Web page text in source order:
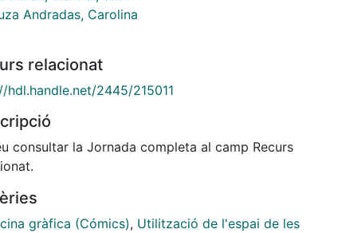
Andradas, Carolina
relacionat
hdl.handle.net/2445/215011
consultar la Jornada completa al camp Recurs
gràfica (Cómics), Utilització de l'espai de les